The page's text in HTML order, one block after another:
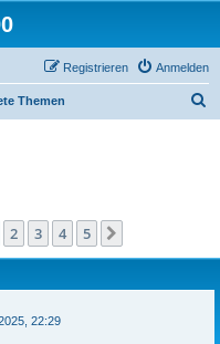
Anmelden
Registrieren
Themen
2 3 4 5
22:29